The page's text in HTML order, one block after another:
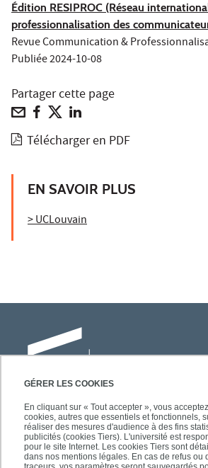
GÉRER LES COOKIES
En cliquant sur « Tout accepter », vous
cookies, autres que essentiels et fonctionnels,
réaliser des mesures d'audience à des fins
publicités (cookies Tiers). L'université est
pour le site Internet. Les cookies Tiers sont
dans nos mentions légales. En cas de refus ou
Édition RESIPROC (Réseau
professionnalisation des
Revue Communication &
Publiée 2024-10-08
Partager cette page
Télécharger en PDF
EN SAVOIR PLUS
> UCLouvain
Université Paris-Est Créteil
Faculté des lettres, langues et
humaines